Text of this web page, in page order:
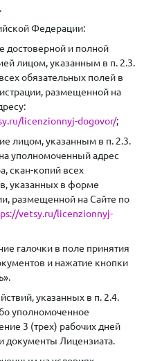
Федерации:
достоверной и полной
лицом, указанным в п. 2.3.
обязательных полей в
размещенной на
licenzionnyj-dogovor/;
лицом, указанным в п. 2.3.
уполномоченный адрес
скан-копий всех
указанных в форме
размещенной на Сайте по
vetsy.ru/licenzionnyj-
галочки в поле принятия
и нажатие кнопки
указанных в п. 2.4.
уполномоченное
3 (трех) рабочих дней
документы Лицензиата.